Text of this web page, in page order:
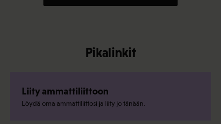
Pikalinkit
Liity ammattiliittoon
Löydä oma ammattiliittosi ja liity jo tänään.